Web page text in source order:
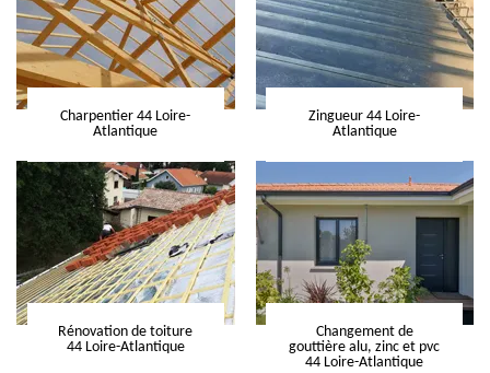
Charpentier 44 Loire-
Atlantique
Zingueur 44 Loire-
Atlantique
Rénovation de toiture
44 Loire-Atlantique
Changement de
gouttière alu, zinc et pvc
44 Loire-Atlantique